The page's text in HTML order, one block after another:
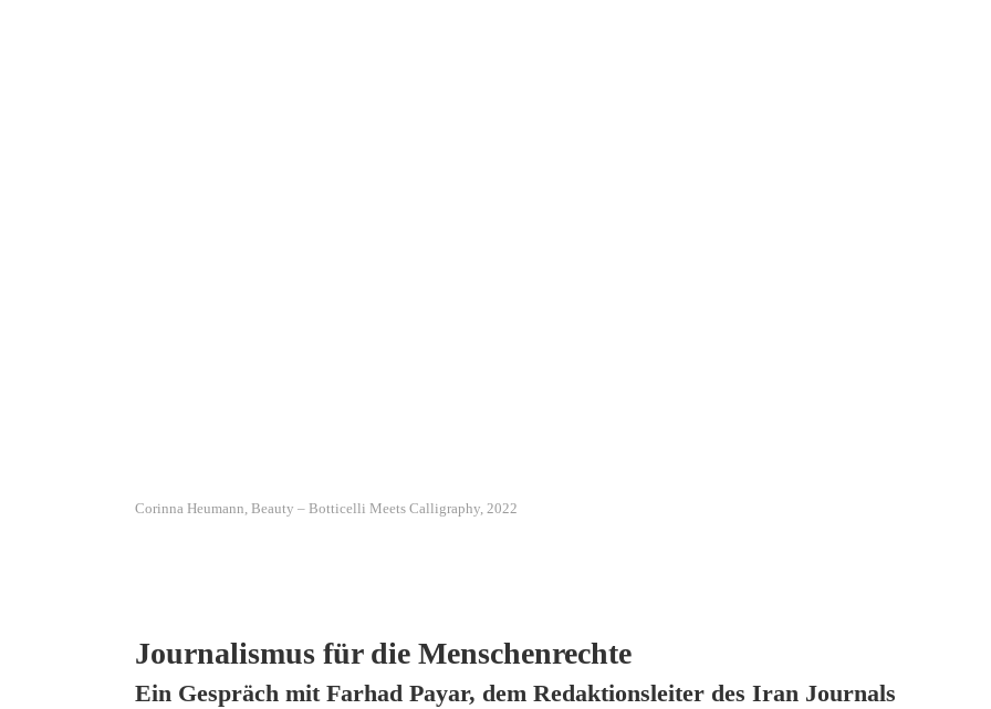
Corinna Heumann, Beauty – Botticelli Meets Calligraphy, 2022
Journalismus für die Menschenrechte
Ein Gespräch mit Farhad Payar, dem Redaktionsleiter des Iran Journals